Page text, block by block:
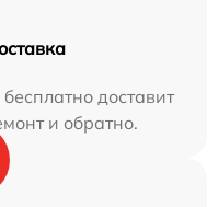
доставит
и обратно.